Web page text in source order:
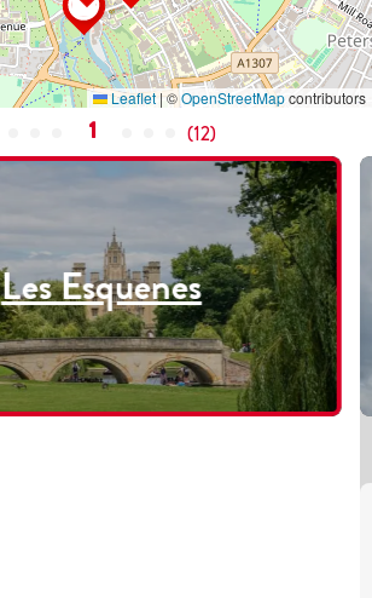
Leaflet|©OpenStreetMapcontributors
1 (12)
Les Esquenes